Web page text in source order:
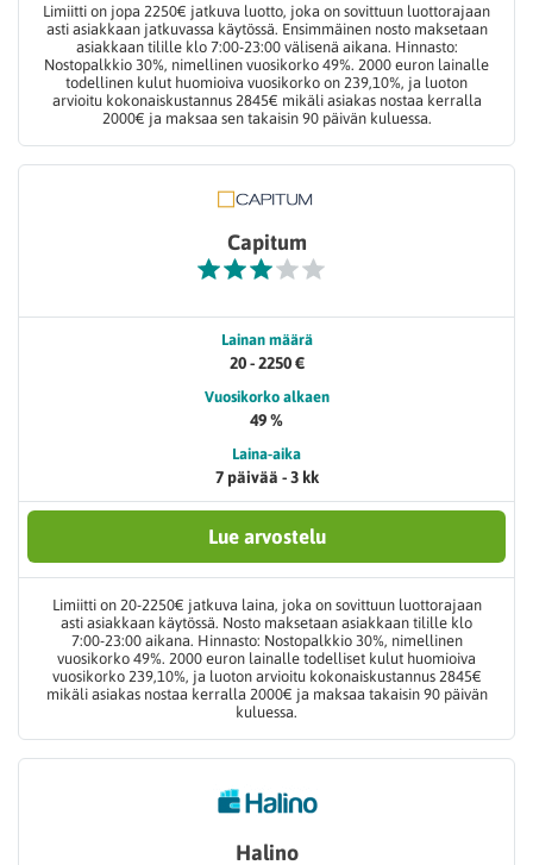
Limiitti on jopa 2250€ jatkuva luotto, joka on sovittuun luottorajaan
asti asiakkaan jatkuvassa käytössä. Ensimmäinen nosto maksetaan
asiakkaan tilille klo 7:00-23:00 välisenä aikana. Hinnasto:
Nostopalkkio 30%, nimellinen vuosikorko 49%. 2000 euron lainalle
todellinen kulut huomioiva vuosikorko on 239,10%, ja luoton
arvioitu kokonaiskustannus 2845€ mikäli asiakas nostaa kerralla
2000€ ja maksaa sen takaisin 90 päivän kuluessa.
Capitum
Lainan määrä
20 - 2250 €
Vuosikorko alkaen
49 %
Laina-aika
7 päivää - 3 kk
Lue arvostelu
Limiitti on 20-2250€ jatkuva laina, joka on sovittuun luottorajaan
asti asiakkaan käytössä. Nosto maksetaan asiakkaan tilille klo
7:00-23:00 aikana. Hinnasto: Nostopalkkio 30%, nimellinen
vuosikorko 49%. 2000 euron lainalle todelliset kulut huomioiva
vuosikorko 239,10%, ja luoton arvioitu kokonaiskustannus 2845€
mikäli asiakas nostaa kerralla 2000€ ja maksaa takaisin 90 päivän
kuluessa.
Halino